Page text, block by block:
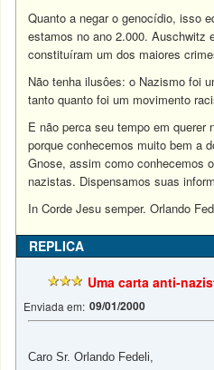
Quanto a negar o genocídio, isso
estamos no ano 2.000. Auschwitz
constituíram um dos maiores
Não tenha ilusôes: o Nazismo foi
tanto quanto foi um movimento
E não perca seu tempo em querer
porque conhecemos muito bem a
Gnose, assim como conhecemos
nazistas. Dispensamos suas
In Corde Jesu semper. Orlando
REPLICA
Uma carta anti-
Enviada em: 09/01/2000
Caro Sr. Orlando Fedeli,